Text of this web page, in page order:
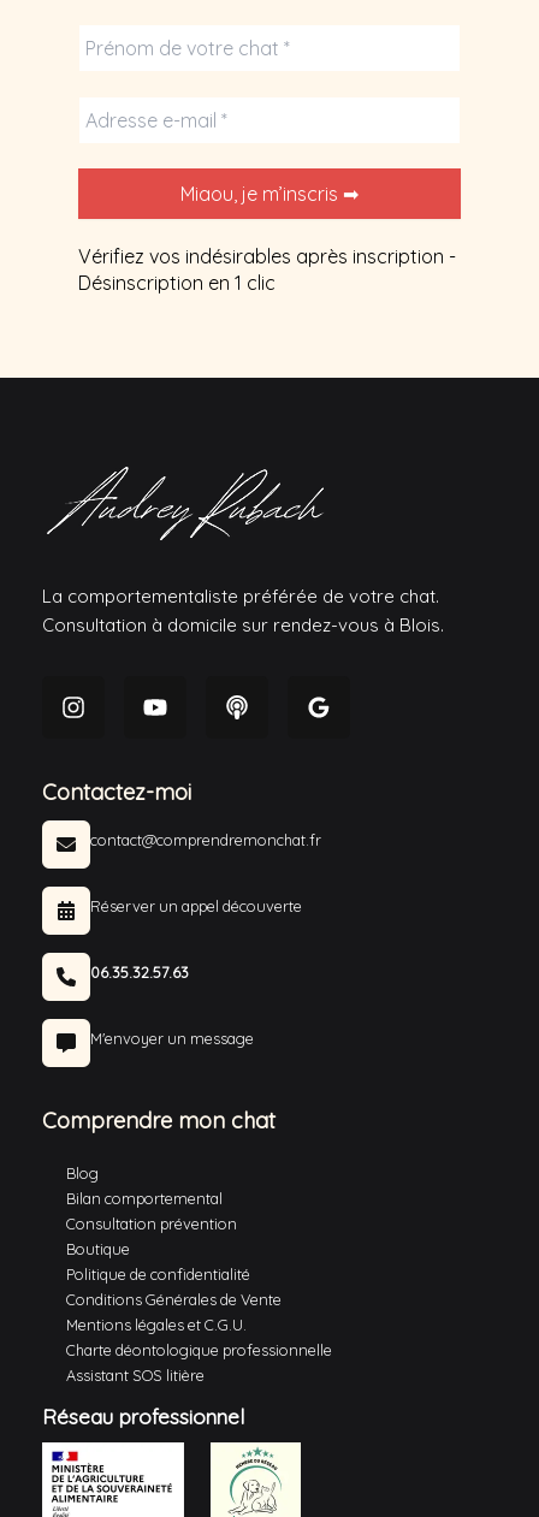
Vérifiez vos indésirables après inscription -
Désinscription en 1 clic
La comportementaliste préférée de votre chat.
Consultation à domicile sur rendez-vous à Blois.
Contactez-moi
contact@comprendremonchat.fr
Réserver un appel découverte
06.35.32.57.63
M'envoyer un message
Comprendre mon chat
Blog
Bilan comportemental
Consultation prévention
Boutique
Politique de confidentialité
Conditions Générales de Vente
Mentions légales et C.G.U.
Charte déontologique professionnelle
Assistant SOS litière
Réseau professionnel